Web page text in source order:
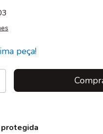
peça!
protegida